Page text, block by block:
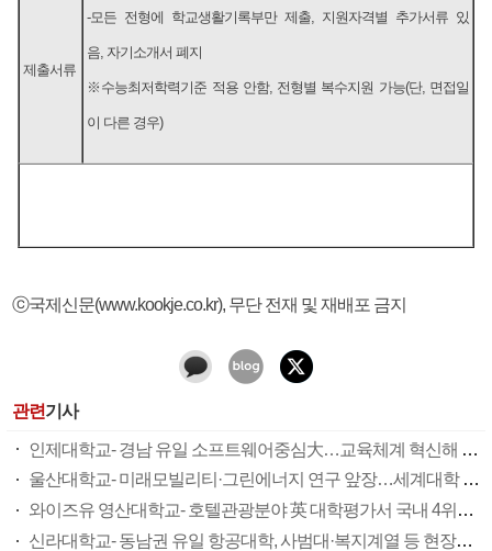
제출서류
-모든 전형에 학교생활기록부만 제출, 지원자격별 추가서류 있
음, 자기소개서 폐지
※수능최저학력기준 적용 안함, 전형별 복수지원 가능(단, 면접일
이 다른 경우)
ⓒ국제신문(www.kookje.co.kr), 무단 전재 및 재배포 금지
관련기사
인제대학교- 경남 유일 소프트웨어중심大…교육체계 혁신해 유망 신산업 선도
울산대학교- 미래모빌리티·그린에너지 연구 앞장…세계대학 논문 랭킹 ‘국내 5위’
와이즈유 영산대학교- 호텔관광분야 英 대학평가서 국내 4위…‘마이스도시’ 부산 이끈다
신라대학교- 동남권 유일 항공대학, 사범대·복지계열 등 현장중심 미래인재 산실